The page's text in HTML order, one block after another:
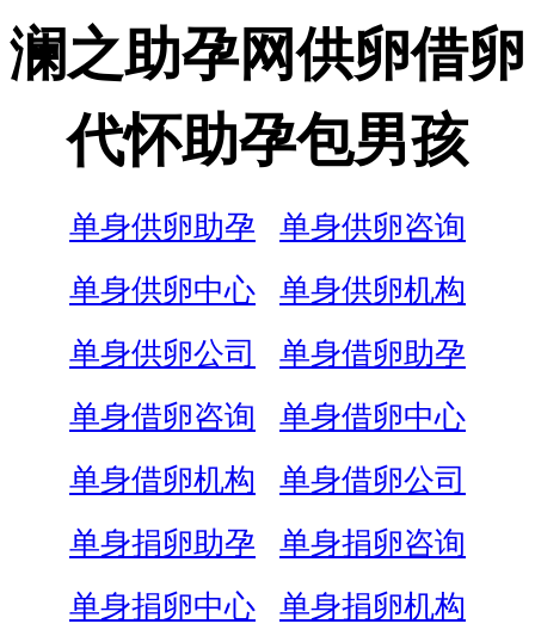
澜之助孕网供卵借卵
代怀助孕包男孩
单身供卵助孕
单身供卵咨询
单身供卵中心
单身供卵机构
单身供卵公司
单身借卵助孕
单身借卵咨询
单身借卵中心
单身借卵机构
单身借卵公司
单身捐卵助孕
单身捐卵咨询
单身捐卵中心
单身捐卵机构